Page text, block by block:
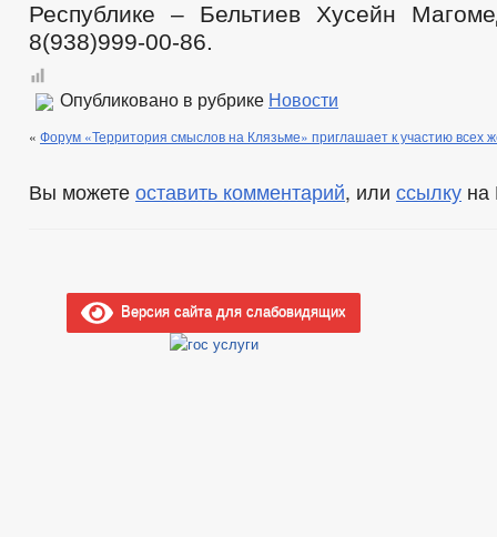
Республике – Бельтиев Хусейн
8(938)999-00-86.
Опубликовано в рубрике Новости
« Форум «Территория смыслов на Клязьме» приглашает к участию всех
Вы можете оставить комментарий, или ссылку на
Версия сайта для слабовидящих